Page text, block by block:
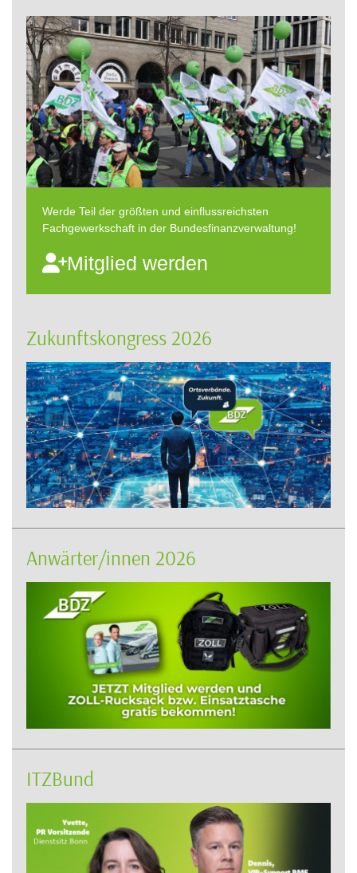
Werde Teil der größten und einflussreichsten
Fachgewerkschaft in der Bundesfinanzverwaltung!
Mitglied werden
Zukunftskongress 2026
Anwärter/innen 2026
ITZBund